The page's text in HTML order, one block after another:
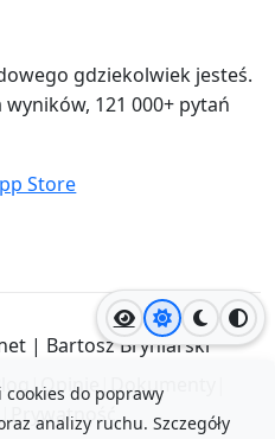
Jasny motyw
Ciemny
gdziekolwiek jesteś.
121 000+ pytań
| Bartosz Bryniarski
|Opinie|Dokumenty
|Prywatność
do poprawy
analizy ruchu. Szczegóły